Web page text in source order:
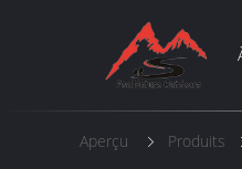
Aperçu Produits